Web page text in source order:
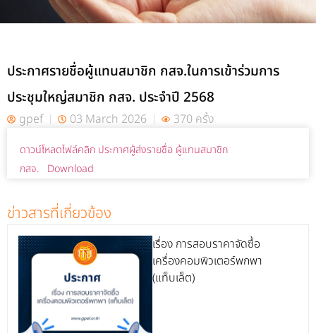
ประกาศรายชื่อผู้แทนสมาชิก กสจ.ในการเข้าร่วมการ
ประชุมใหญ่สมาชิก กสจ. ประจำปี 2568
gpef 03 March 2026 370 ครั้ง
ดาวน์โหลดไฟล์คลิก ประกาศผู้ส่งรายชื่อ ผู้แทนสมาชิก
กสจ.
Download
ข่าวสารที่เกี่ยวข้อง
เรื่อง การสอบราคาจัดซื้อ
เครื่องคอมพิวเตอร์พกพา
(แท็บเล็ต)